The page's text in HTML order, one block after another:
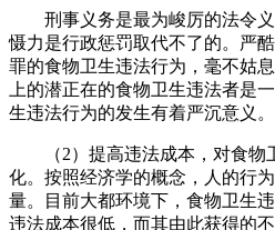
刑事义务是最为峻厉的法令义
慑力是行政惩罚取代不了的。严
罪的食物卫生违法行为，毫不姑
上的潜正在的食物卫生违法者是
生违法行为的发生有着严沉意义。
（2）提高违法成本，对食物
化。按照经济学的概念，人的行
量。目前大都环境下，食物卫生
违法成本很低，而其由此获得的